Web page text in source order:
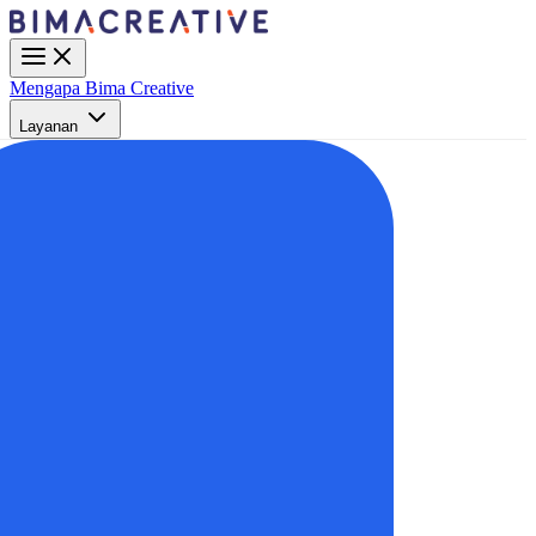
Mengapa Bima Creative
Layanan